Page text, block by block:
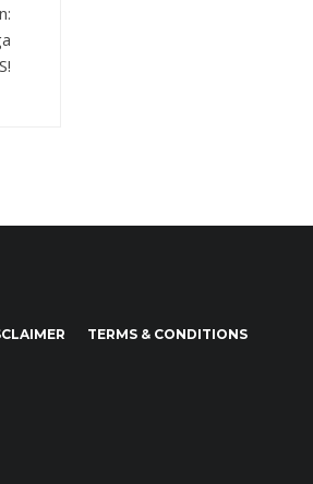
TERMS & CONDITIONS